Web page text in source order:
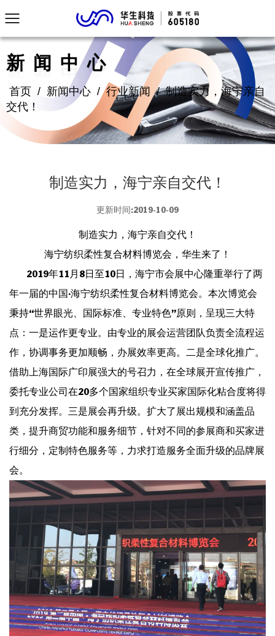
新闻中心
首页 / 新闻中心 / 行业新闻 / 制造实力，海宁亲自
交代！
制造实力，海宁亲自交代！
更新时间:2019-10-09
制造实力，海宁亲自交代！
海宁纺织柔性复合材料博览会，华生来了！
2019年11月8日至10日，海宁市会展中心隆重举行了两
年一届的中国·海宁纺织柔性复合材料博览会。本次博览会
秉持“世界眼光、国际标准、专业特色”原则，呈现三大特
点：一是运作更专业。由专业的展会运营团队负责全流程运
作，协调事务更加顺畅，办展效率更高。二是全球化推广。
借助上海国际广印展强大的号召力，在全球展开宣传推广，
委托专业公司在20多个国家组织专业买家国际化粘合度将得
到充分发挥。三是展会再升级。扩大了展出规模和涵盖品
类，提升商贸功能和服务细节，针对不同的参展商和买家进
行细分，定制特色服务等，力求打造服务全面升级的品牌展
会。